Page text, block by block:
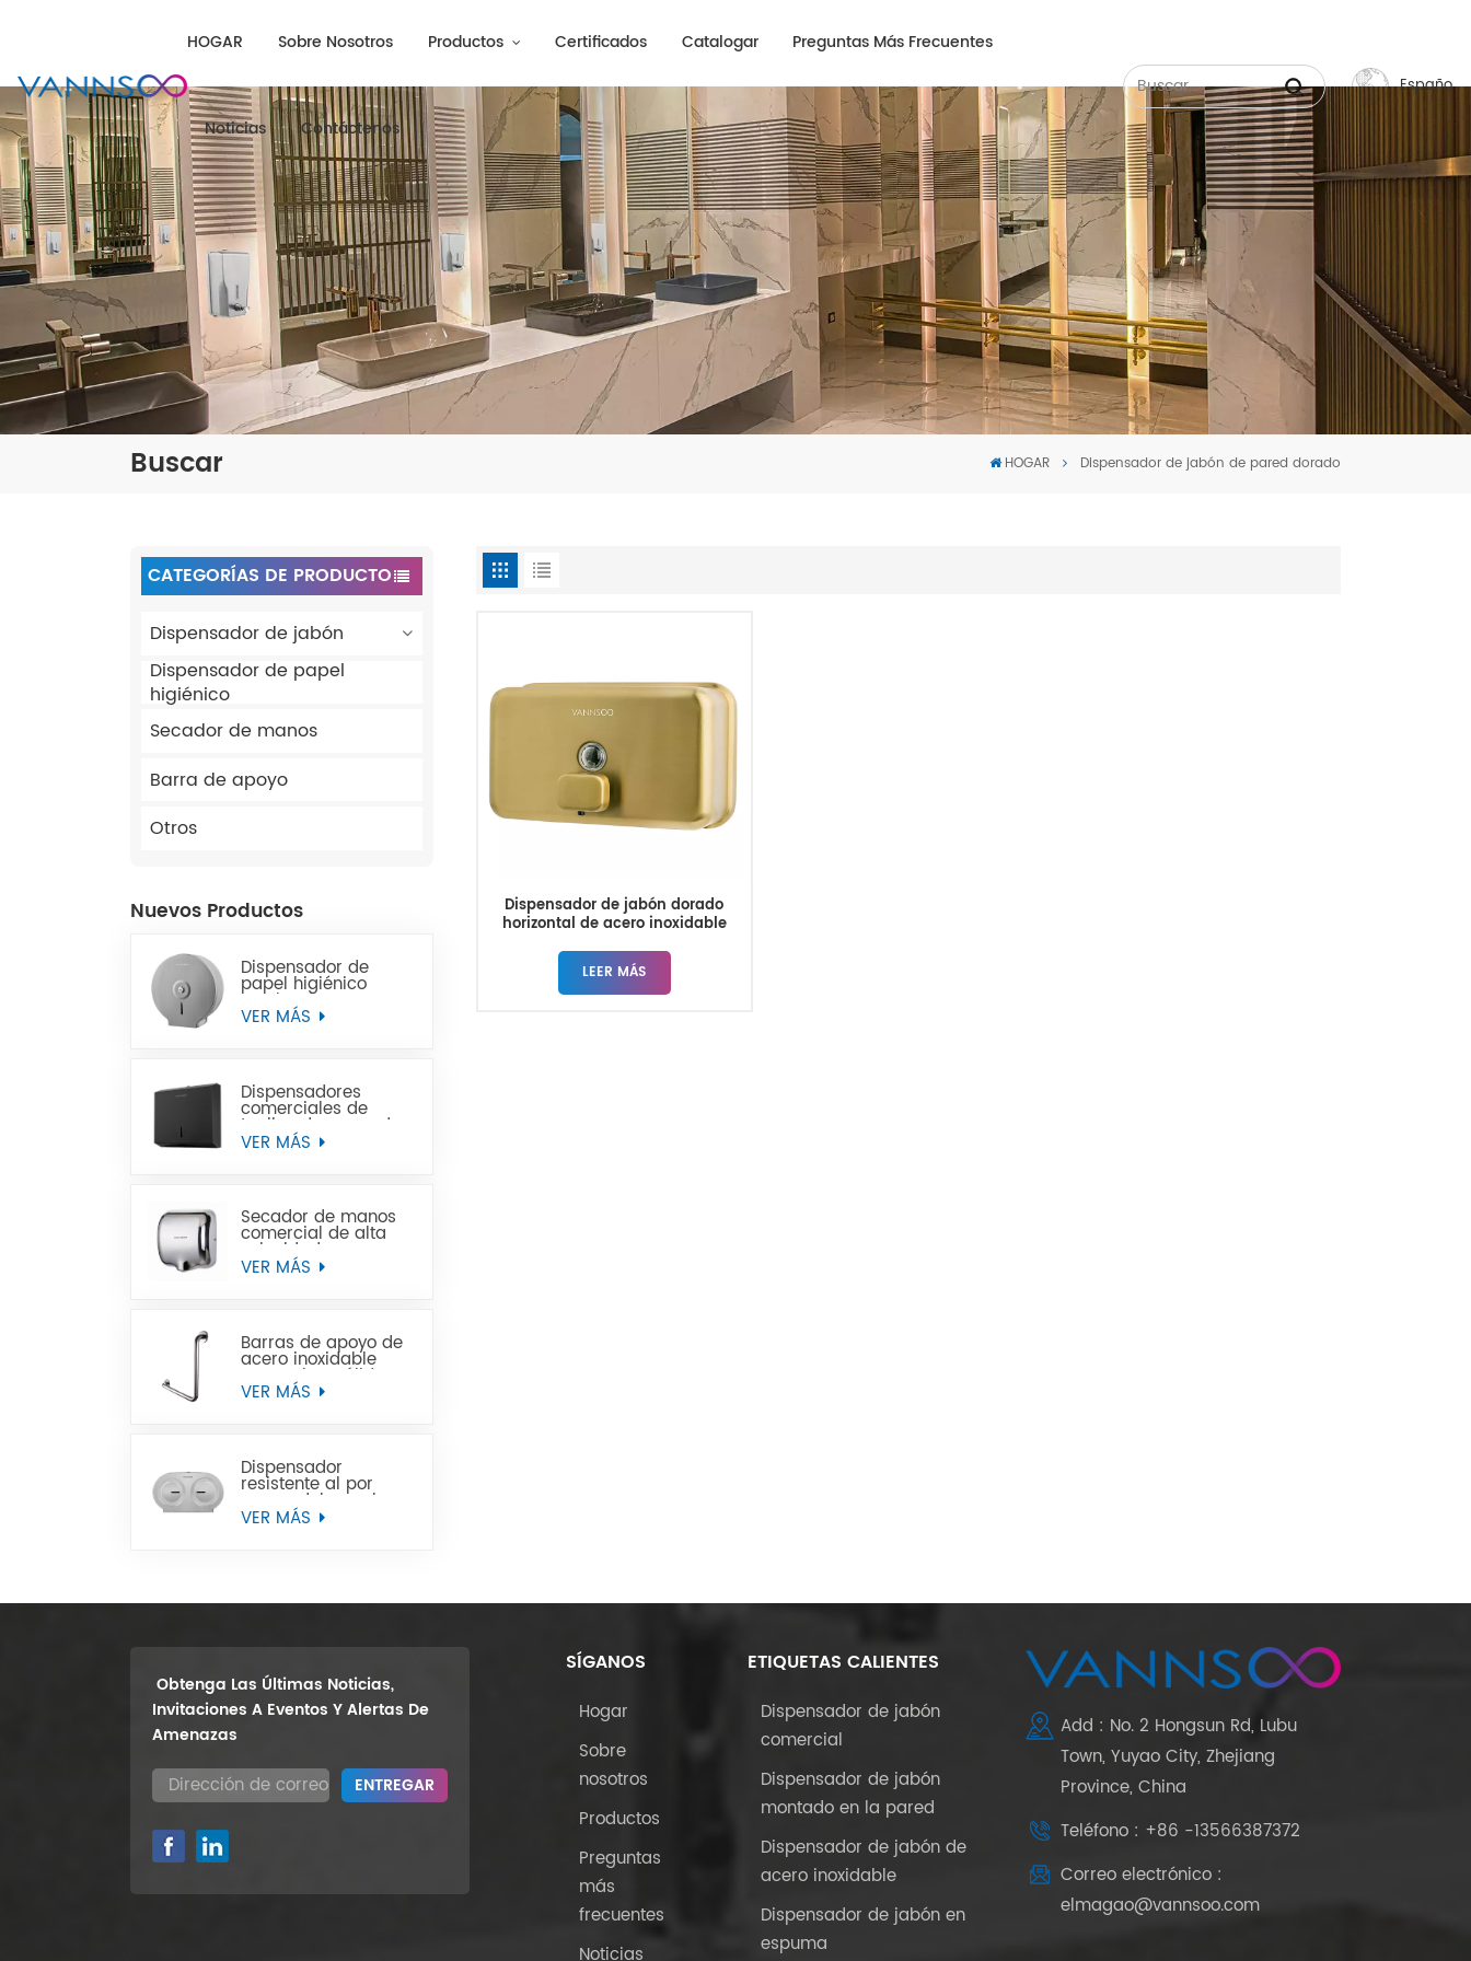
HOGAR Sobre Nosotros Productos Certificados Catalogar Preguntas Más Frecuentes
Noticias Contáctenos
Español
English
Русский
Español
中文
Buscar HOGAR Dispensador de jabón de pared dorado
CATEGORÍAS DE PRODUCTO
Dispensador de jabón
Dispensador de papel
higiénico
Secador de manos
Barra de apoyo
Otros
Nuevos Productos
Dispensador de
papel higiénico
Jumbo de acero
inoxidable para
VER MÁS
Dispensadores
comerciales de
toallas de mano de
papel negro de
VER MÁS
Secador de manos
comercial de alta
velocidad para
baños
VER MÁS
Barras de apoyo de
acero inoxidable
para minusválidos
VER MÁS
Dispensador
resistente al por
mayor del papel
higiénico del rollo
VER MÁS
Dispensador de jabón dorado
horizontal de acero inoxidable
LEER MÁS
Obtenga Las Últimas Noticias,
Invitaciones A Eventos Y Alertas De
Amenazas
SÍGANOS
Hogar
Sobre
nosotros
Productos
Preguntas
más
frecuentes
Noticias
ETIQUETAS CALIENTES
Dispensador de jabón
comercial
Dispensador de jabón
montado en la pared
Dispensador de jabón de
acero inoxidable
Dispensador de jabón en
espuma
Add : No. 2 Hongsun Rd, Lubu
Town, Yuyao City, Zhejiang
Province, China
Teléfono : +86 -13566387372
Correo electrónico :
elmagao@vannsoo.com